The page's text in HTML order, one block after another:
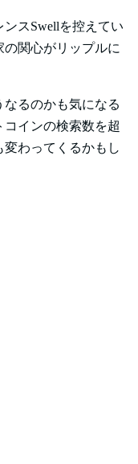
スSwellを控えてい
関心がリップルに
るのかも気になる
インの検索数を超
わってくるかもし